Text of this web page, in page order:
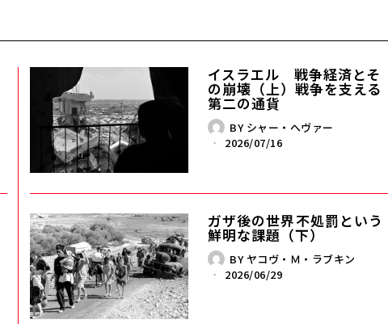
イスラエル 戦争経済とそ
の崩壊（上）戦争を支える
第二の通貨
BY シャー・へヴァー
2026/07/16
ガザ後の世界――不処罰という
鮮明な課題（下）
BYヤコヴ・Ｍ・ラブキン
2026/06/29